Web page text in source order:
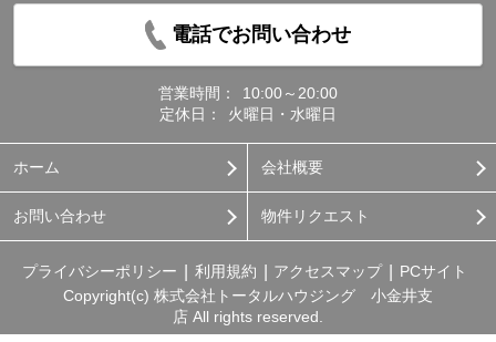
電話でお問い合わせ
営業時間：
10:00～20:00
定休日：
火曜日・水曜日
ホーム 会社概要
お問い合わせ 物件リクエスト
プライバシーポリシー 利用規約 アクセスマップ
PCサイト
Copyright(c) 株式会社トータルハウジング 小金井支
店 All rights reserved.